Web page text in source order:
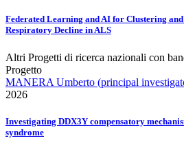
Federated Learning and AI for Clustering
Respiratory Decline in ALS
Altri Progetti di ricerca nazionali con
Progetto
MANERA Umberto (principal
2026
Investigating DDX3Y compensatory
syndrome